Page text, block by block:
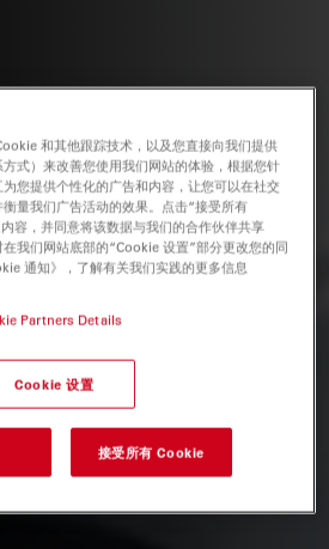
和其他跟踪技术，以及您直接向我们提供
式）来改善您使用我们网站的体验，根据您针
您提供个性化的广告和内容，让您可以在社交
量我们广告活动的效果。点击“接受所有
容，并同意将该数据与我们的合作伙伴共享
在我们网站底部的“Cookie 设置”部分更改您的同
通知》，了解有关我们实践的更多信息
Partners Details
Cookie 设置
接受所有 Cookie